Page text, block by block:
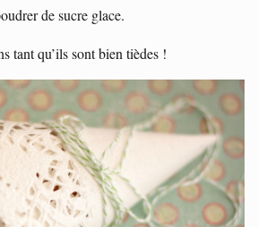
de sucre glace.
tant qu’ils sont bien tièdes !